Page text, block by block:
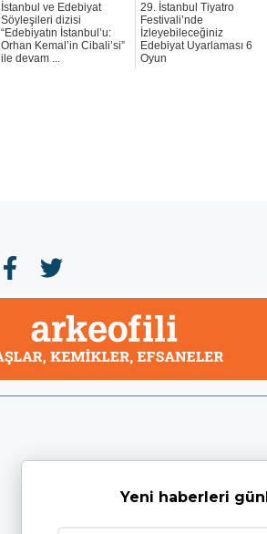
İstanbul ve Edebiyat
Söyleşileri dizisi
“Edebiyatın İstanbul’u:
Orhan Kemal’in Cibali’si”
ile devam ...
29. İstanbul Tiyatro
Festivali’nde
İzleyebileceğiniz
Edebiyat Uyarlaması 6
Oyun
Yeni haberleri